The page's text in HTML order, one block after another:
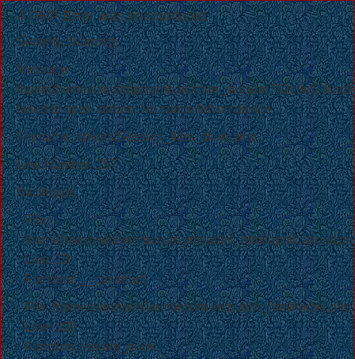
A PHP Error was encountered
Severity: Warning
Message:
fopen(/home/sites/tmp/
failed to open stream: No space left on device
Filename: drivers/Session_files_driver.php
Line Number: 157
Backtrace:
File:
/home/sites/web/xemboisim.vn/public_html/application/
Line: 10
Function: __construct
File: /home/sites/web/xemboisim.vn/public_html/index.php
Line: 328
Function: require_once